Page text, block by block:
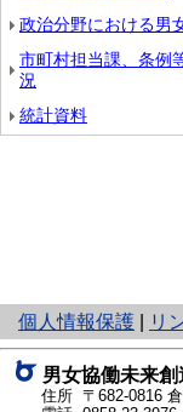
政治分野における男
市町村担当課、条例
況
統計資料
個人情報保護
と
り
ネ
ッ
リ
男女協働未来
住所 〒682-0816